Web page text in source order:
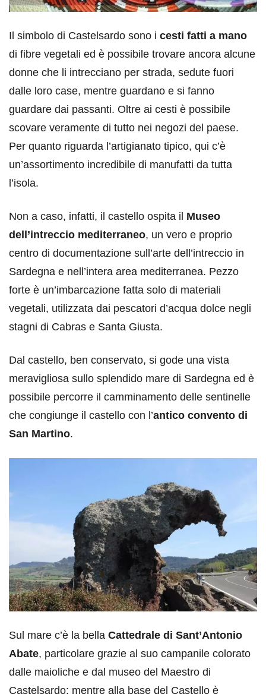
Il simbolo di Castelsardo sono i cesti fatti a mano
di fibre vegetali ed è possibile trovare ancora alcune
donne che li intrecciano per strada, sedute fuori
dalle loro case, mentre guardano e si fanno
guardare dai passanti. Oltre ai cesti è possibile
scovare veramente di tutto nei negozi del paese.
Per quanto riguarda l’artigianato tipico, qui c’è
un’assortimento incredibile di manufatti da tutta
l’isola.
Non a caso, infatti, il castello ospita il Museo
dell’intreccio mediterraneo, un vero e proprio
centro di documentazione sull’arte dell’intreccio in
Sardegna e nell’intera area mediterranea. Pezzo
forte è un’imbarcazione fatta solo di materiali
vegetali, utilizzata dai pescatori d’acqua dolce negli
stagni di Cabras e Santa Giusta.
Dal castello, ben conservato, si gode una vista
meravigliosa sullo splendido mare di Sardegna ed è
possibile percorre il camminamento delle sentinelle
che congiunge il castello con l’antico convento di
San Martino.
Sul mare c’è la bella Cattedrale di Sant’Antonio
Abate, particolare grazie al suo campanile colorato
dalle maioliche e dal museo del Maestro di
Castelsardo; mentre alla base del Castello è